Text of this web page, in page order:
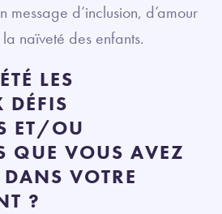
message d’inclusion, d’amour
naïveté des enfants.
LES
DÉFIS
ET/OU
QUE VOUS AVEZ
VOTRE
?